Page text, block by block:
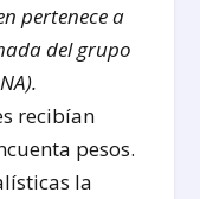
pertenece a
del grupo
recibían
pesos.
la